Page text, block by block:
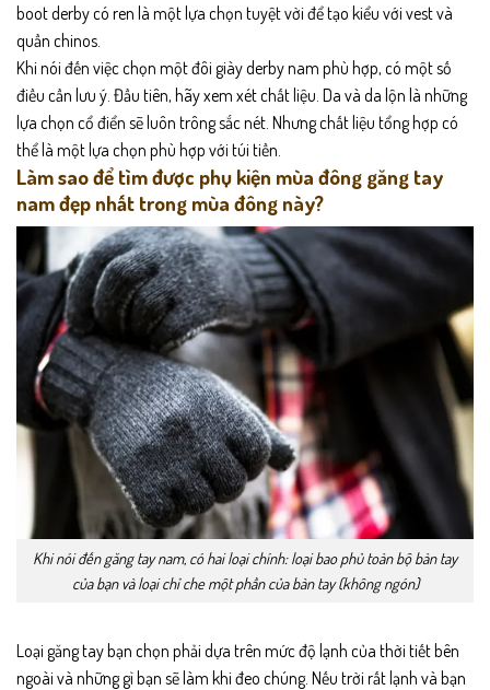
boot derby có ren là một lựa chọn tuyệt vời để tạo kiểu với vest và
quần chinos.
Khi nói đến việc chọn một đôi giày derby nam phù hợp, có một số
điều cần lưu ý. Đầu tiên, hãy xem xét chất liệu. Da và da lộn là những
lựa chọn cổ điển sẽ luôn trông sắc nét. Nhưng chất liệu tổng hợp có
thể là một lựa chọn phù hợp với túi tiền.
Làm sao để tìm được phụ kiện mùa đông găng tay
nam đẹp nhất trong mùa đông này?
Khi nói đến găng tay nam, có hai loại chính: loại bao phủ toàn bộ bàn tay
của bạn và loại chỉ che một phần của bàn tay (không ngón)
Loại găng tay bạn chọn phải dựa trên mức độ lạnh của thời tiết bên
ngoài và những gì bạn sẽ làm khi đeo chúng. Nếu trời rất lạnh và bạn